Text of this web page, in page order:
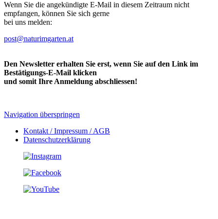
Wenn Sie die angekündigte E-Mail in diesem Zeitraum nicht
empfangen, können Sie sich gerne
bei uns melden:
post@naturimgarten.at
Den Newsletter erhalten Sie erst, wenn Sie auf den Link im
Bestätigungs-E-Mail klicken
und somit Ihre Anmeldung abschliessen!
Navigation überspringen
Kontakt / Impressum / AGB
Datenschutzerklärung